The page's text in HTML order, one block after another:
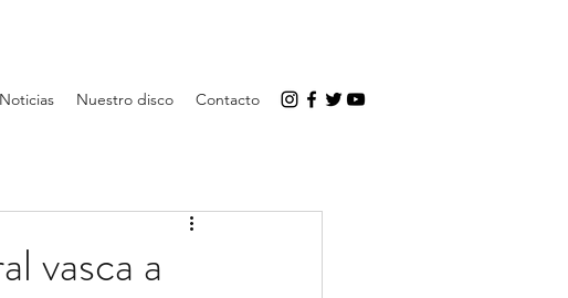
Noticias Nuestro disco Contacto
vasca a